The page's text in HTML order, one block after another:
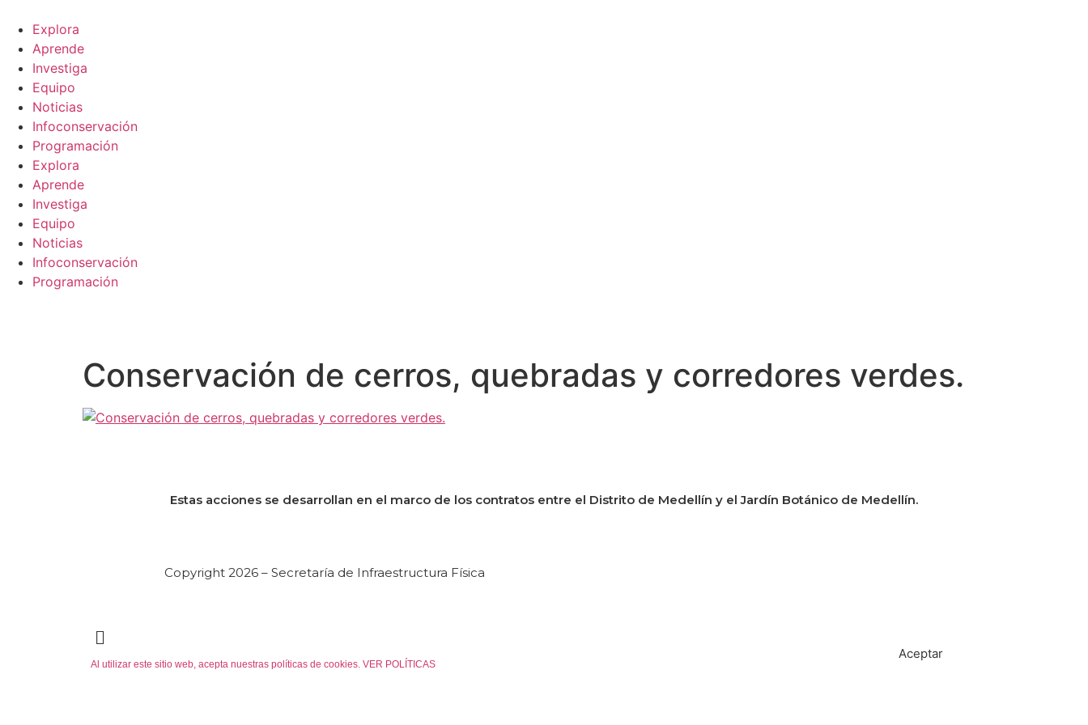
Explora
Aprende
Investiga
Equipo
Noticias
Infoconservación
Programación
Explora
Aprende
Investiga
Equipo
Noticias
Infoconservación
Programación
Conservación de cerros, quebradas y corredores verdes.
Estas acciones se desarrollan en el marco de los contratos entre el Distrito de Medellín y el Jardín Botánico de Medellín.
Copyright 2026 – Secretaría de Infraestructura Física
Al utilizar este sitio web, acepta nuestras políticas de cookies. VER POLÍTICAS
Aceptar